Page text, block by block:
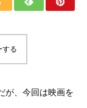
する
が、今回は映画を